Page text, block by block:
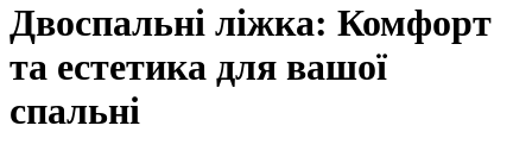
Двоспальні ліжка: Комфорт
та естетика для вашої
спальні